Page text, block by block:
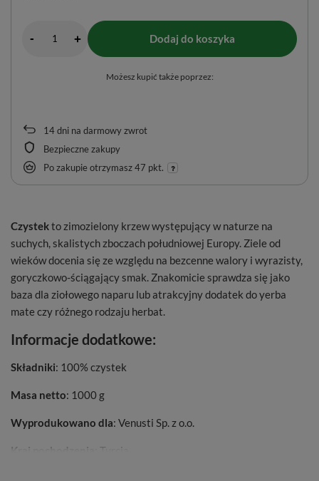
14dni na darmowy zwrot
Bezpieczne zakupy
Po zakupie otrzymasz47 pkt.
- + Dodaj do koszyka
Możesz kupić także poprzez:
Czystekto zimozielony krzew występujący w naturze na
suchych, skalistych zboczach południowej Europy. Ziele od
wieków docenia się ze względu na bezcenne walory i wyrazisty,
goryczkowo-ściągający smak. Znakomicie sprawdza się jako
baza dla ziołowego naparu lub atrakcyjny dodatek do yerba
mate czy różnego rodzaju herbat.
Informacje dodatkowe:
Składniki: 100% czystek
Masa netto: 1000 g
Wyprodukowano dla: Venusti Sp. z o.o.
Kraj pochodzenia : Turcja